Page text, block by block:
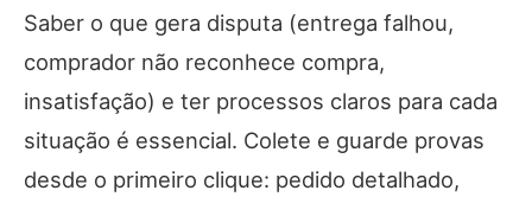
Saber o que gera disputa (entrega falhou,
comprador não reconhece compra,
insatisfação) e ter processos claros para cada
situação é essencial. Colete e guarde provas
desde o primeiro clique: pedido detalhado,